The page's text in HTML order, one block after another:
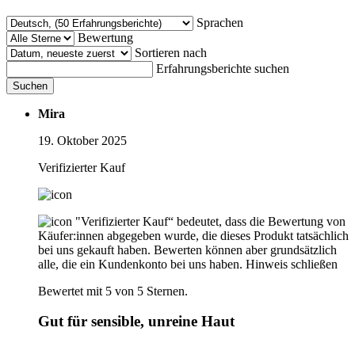
Sprachen
Bewertung
Sortieren nach
Erfahrungsberichte suchen
Suchen
Mira
19. Oktober 2025
Verifizierter Kauf
"Verifizierter Kauf“ bedeutet, dass die Bewertung von
Käufer:innen abgegeben wurde, die dieses Produkt tatsächlich
bei uns gekauft haben. Bewerten können aber grundsätzlich
alle, die ein Kundenkonto bei uns haben. Hinweis schließen
Bewertet mit 5 von 5 Sternen.
Gut für sensible, unreine Haut